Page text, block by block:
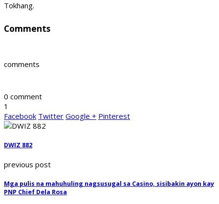
Tokhang.
Comments
comments
0 comment
1
Facebook Twitter Google + Pinterest
DWIZ 882
previous post
Mga pulis na mahuhuling nagsusugal sa Casino, sisibakin ayon kay
PNP Chief Dela Rosa